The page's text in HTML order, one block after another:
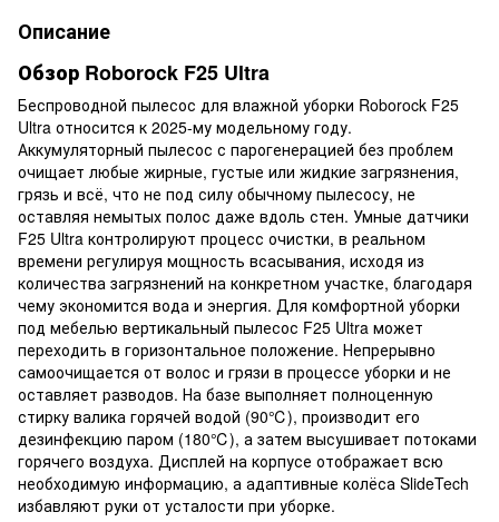
Описание
Обзор Roborock F25 Ultra
Беспроводной пылесос для влажной уборки Roborock F25
Ultra относится к 2025-му модельному году.
Аккумуляторный пылесос с парогенерацией без проблем
очищает любые жирные, густые или жидкие загрязнения,
грязь и всё, что не под силу обычному пылесосу, не
оставляя немытых полос даже вдоль стен. Умные датчики
F25 Ultra контролируют процесс очистки, в реальном
времени регулируя мощность всасывания, исходя из
количества загрязнений на конкретном участке, благодаря
чему экономится вода и энергия. Для комфортной уборки
под мебелью вертикальный пылесос F25 Ultra может
переходить в горизонтальное положение. Непрерывно
самоочищается от волос и грязи в процессе уборки и не
оставляет разводов. На базе выполняет полноценную
стирку валика горячей водой (90℃), производит его
дезинфекцию паром (180℃), а затем высушивает потоками
горячего воздуха. Дисплей на корпусе отображает всю
необходимую информацию, а адаптивные колёса SlideTech
избавляют руки от усталости при уборке.